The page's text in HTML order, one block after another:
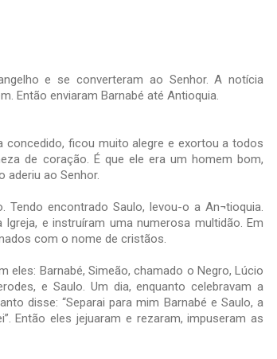
e se converteram ao Senhor. A notícia
Então enviaram Barnabé até Antioquia.
concedido, ficou muito alegre e exortou a todos
de coração. É que ele era um homem bom,
aderiu ao Senhor.
Tendo encontrado Saulo, levou-o a An¬tioquia.
e instruíram uma numerosa multidão. Em
com o nome de cristãos.
eles: Barnabé, Simeão, chamado o Negro, Lúcio
e Saulo. Um dia, enquanto celebravam a
disse: “Separai para mim Barnabé e Saulo, a
Então eles jejuaram e rezaram, impuseram as